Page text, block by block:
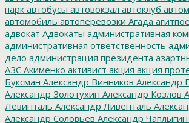
парк автобусы автовокзал автоклуб
автомобиль автоперевозки Агада
адвокат Адвокаты административная
административная ответственность
дело администрация президента
АЗС Акименко активист акция акция
Буксман Александр Винников Александр
Александр Золотухин Александр Козлов
Левинталь Александр Ливенталь
Александр Соловьев Александр Чаплыгин